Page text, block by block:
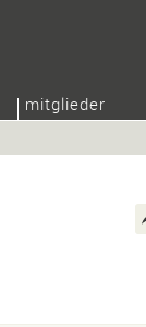
mitglieder